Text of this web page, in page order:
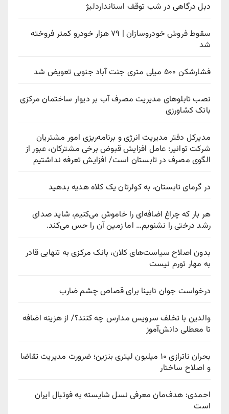
دبل درگاهی در شب توقف استانداردلیژ
سقوط فروش خودروسازان | ۷۹ هزار خودرو کمتر فروخته
شد
فشارشکن ۵۰۰ میلی متری جنت آباد جنوبی تعویض شد
نصب تابلوهای مدیریت مصرف آب بر دیوار ساختمان مرکزی
بانک کشاورزی
مدیرکل دفتر مدیریت انرژی و برنامه‌ریزی امور مشتریان
شرکت توانیر: عامل افزایش قبوض برخی مشترکان، عبور از
الگوی مصرف در تابستان است/ افزایش تعرفه نداشتیم
در گرمای تابستان، به کولرتان یک کلاه هدیه بدهید
هر بار که چراغ اضافه‌ای را خاموش می‌کنیم، شاید صدای
رشد درختی را نشنویم… اما زمین آن را حس می‌کند.
بدون اصلاح سیاست‌های کلان، بانک مرکزی به تنهایی قادر
به مهار تورم نیست
درخواست جوان نابینا برای قصاص چشم ضارب
والدین با تخلف سرویس مدارس چه کنند؟/ از هزینه اضافه
تا معطلی دانش‌آموز
بحران ناترازی ۱۰ میلیون لیتری بنزین؛ ضرورت مدیریت تقاضا
و اصلاح ساختار
احمدی: هدف‌مان معرفی نسل شایسته به فوتبال ایران
است